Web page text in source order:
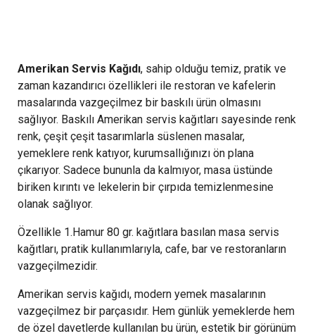
Amerikan Servis Kağıdı, sahip olduğu temiz, pratik ve
zaman kazandırıcı özellikleri ile restoran ve kafelerin
masalarında vazgeçilmez bir baskılı ürün olmasını
sağlıyor. Baskılı Amerikan servis kağıtları sayesinde renk
renk, çeşit çeşit tasarımlarla süslenen masalar,
yemeklere renk katıyor, kurumsallığınızı ön plana
çıkarıyor. Sadece bununla da kalmıyor, masa üstünde
biriken kırıntı ve lekelerin bir çırpıda temizlenmesine
olanak sağlıyor.
Özellikle 1.Hamur 80 gr. kağıtlara basılan masa servis
kağıtları, pratik kullanımlarıyla, cafe, bar ve restoranların
vazgeçilmezidir.
Amerikan servis kağıdı, modern yemek masalarının
vazgeçilmez bir parçasıdır. Hem günlük yemeklerde hem
de özel davetlerde kullanılan bu ürün, estetik bir görünüm